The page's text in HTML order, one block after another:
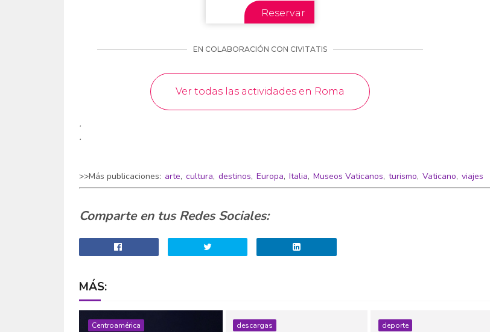
.
.
>>Más publicaciones: arte, cultura, destinos, Europa, Italia, Museos Vaticanos, turismo, Vaticano, viajes
Comparte en tus Redes Sociales:
MÁS:
Centroamérica descargas deporte